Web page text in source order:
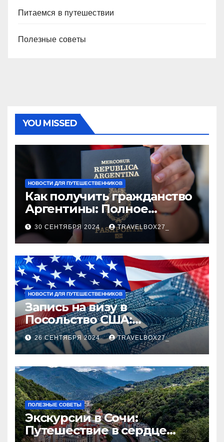
Питаемся в путешествии
Полезные советы
YOU MISSED
НОВОСТИ ДЛЯ ПУТЕШЕСТВЕННИКОВ
Как получить гражданство
Аргентины: Полное
руководство
30 СЕНТЯБРЯ 2024 TRAVELBOX27_
НОВОСТИ ДЛЯ ПУТЕШЕСТВЕННИКОВ
Запись на визу в
Посольство США:
Пошаговое руководство
26 СЕНТЯБРЯ 2024 TRAVELBOX27_
ПОЛЕЗНЫЕ СОВЕТЫ
Экскурсии в Сочи:
Путешествие в сердце